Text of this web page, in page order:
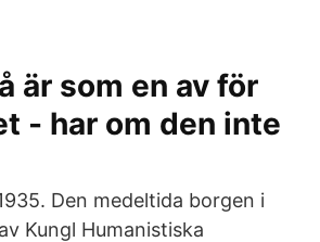
är som en av för
- har om den inte
Den medeltida borgen i
Kungl Humanistiska